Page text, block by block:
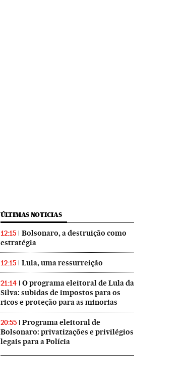
ÚLTIMAS NOTICIAS
12:15
Bolsonaro, a destruição como
estratégia
12:15 Lula, uma ressurreição
21:14
O programa eleitoral de Lula da
Silva: subidas de impostos para os
ricos e proteção para as minorias
20:55
Programa eleitoral de
Bolsonaro: privatizações e privilégios
legais para a Polícia